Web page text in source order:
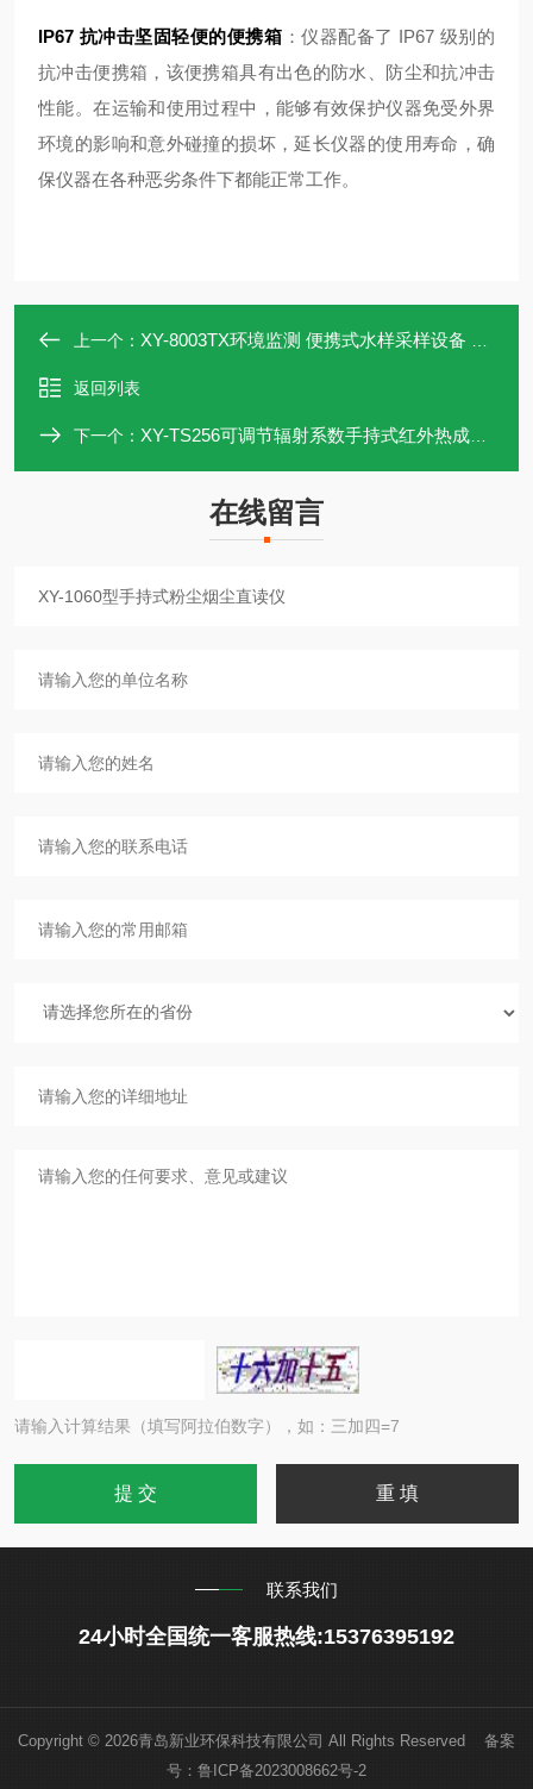
IP67 抗冲击坚固轻便的便携箱 ：仪器配备了 IP67 级别的
抗冲击便携箱，该便携箱具有出色的防水、防尘和抗冲击
性能。在运输和使用过程中，能够有效保护仪器免受外界
环境的影响和意外碰撞的损坏，延长仪器的使用寿命，确
保仪器在各种恶劣条件下都能正常工作。
上一个： XY-8003TX环境监测 便携式水样采样设备 自动采水器
返回列表
下一个： XY-TS256可调节辐射系数手持式红外热成像测温仪
在线留言
请输入计算结果（填写阿拉伯数字），如：三加四=7
联系我们
24小时全国统一客服热线:15376395192
Copyright © 2026青岛新业环保科技有限公司 All Rights Reserved 备案
号： 鲁ICP备2023008662号-2